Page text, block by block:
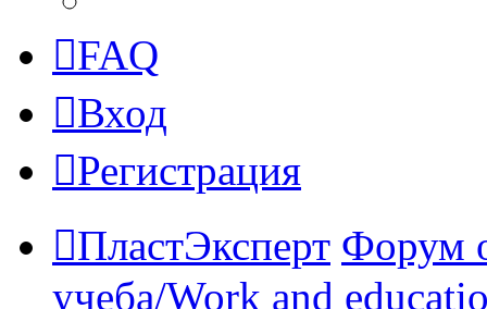
FAQ
Вход
Регистрация
ПластЭксперт Форум
учеба/Work and